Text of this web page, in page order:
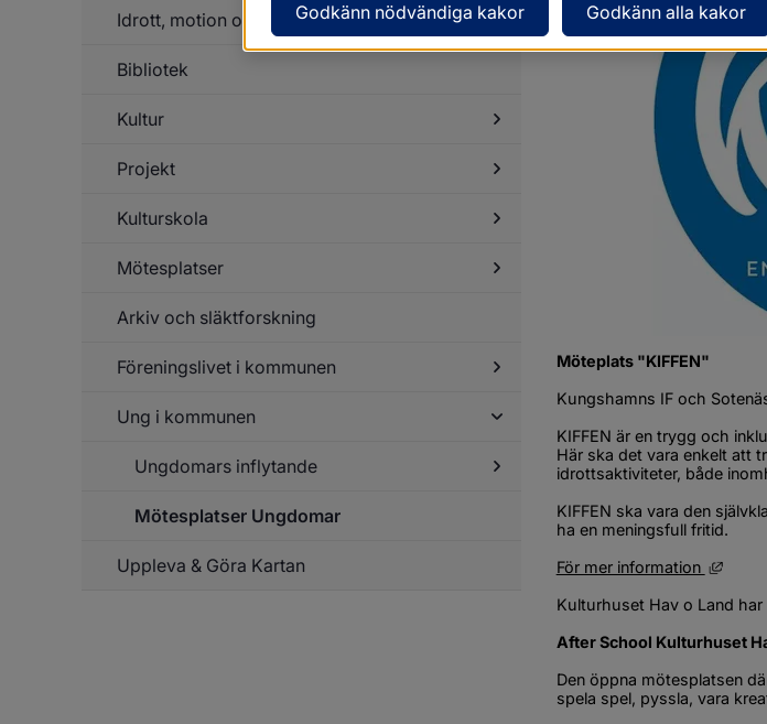
Undersidor
för
Evenemangsarrangörer
Idrott, motion och friluftsliv
motion
friluftsliv
Bibliotek
Kultur
Undersidor
Projekt
Undersidor
Kulturskola
Undersidor
Mötesplatser
Mötesplatser
Arkiv och släktforskning
Föreningslivet i kommunen
Undersidor
Föreningslivet
i
Ung i kommunen
Undersidor
kommunen
Ungdomars inflytande
Undersidor
Mötesplatser Ungdomar
Uppleva & Göra Kartan
Möteplats "KIFFEN"
Kungshamns IF och
KIFFEN är en trygg och
Här ska det vara enkelt att
idrottsaktiviteter, både
KIFFEN ska vara den
ha en meningsfull fritid.
För mer information
Länk
Kulturhuset Hav o Land
After School Kulturhuset
Den öppna mötesplatsen
spela spel, pyssla, vara
Godkänn nödvändiga kakor Godkänn alla kakor